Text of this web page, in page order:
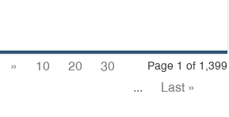
Page 1 of 1,399
» 10 20
30
...
Last »